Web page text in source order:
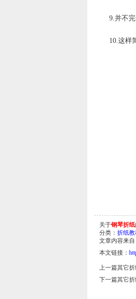
9.并不
10.这样
关于钢琴折纸
分类： 折纸教
文章内容来自
本文链接：
上一篇其它折
下一篇其它折